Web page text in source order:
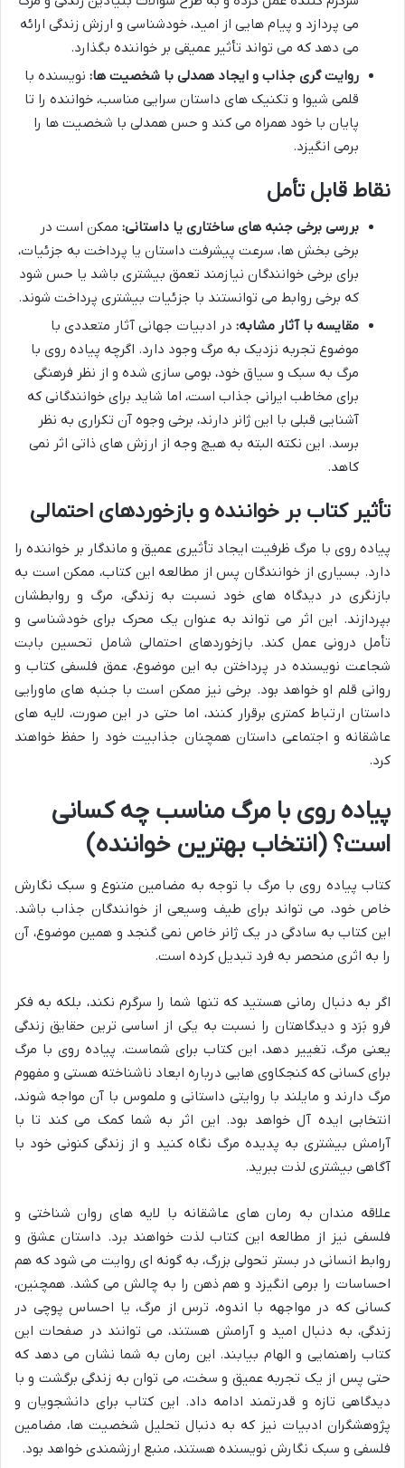
می پردازد و پیام هایی از امید، خودشناسی و ارزش زندگی ارائه
می دهد که می تواند تأثیر عمیقی بر خواننده بگذارد.
روایت گری جذاب و ایجاد همدلی با شخصیت ها: نویسنده با
قلمی شیوا و تکنیک های داستان سرایی مناسب، خواننده را تا
پایان با خود همراه می کند و حس همدلی با شخصیت ها را
برمی انگیزد.
نقاط قابل تأمل
بررسی برخی جنبه های ساختاری یا داستانی: ممکن است در
برخی بخش ها، سرعت پیشرفت داستان یا پرداخت به جزئیات،
برای برخی خوانندگان نیازمند تعمق بیشتری باشد یا حس شود
که برخی روابط می توانستند با جزئیات بیشتری پرداخت شوند.
مقایسه با آثار مشابه: در ادبیات جهانی آثار متعددی با
موضوع تجربه نزدیک به مرگ وجود دارد. اگرچه پیاده روی با
مرگ به سبک و سیاق خود، بومی سازی شده و از نظر فرهنگی
برای مخاطب ایرانی جذاب است، اما شاید برای خوانندگانی که
آشنایی قبلی با این ژانر دارند، برخی وجوه آن تکراری به نظر
برسد. این نکته البته به هیچ وجه از ارزش های ذاتی اثر نمی
کاهد.
تأثیر کتاب بر خواننده و بازخوردهای احتمالی
پیاده روی با مرگ ظرفیت ایجاد تأثیری عمیق و ماندگار بر خواننده را
دارد. بسیاری از خوانندگان پس از مطالعه این کتاب، ممکن است به
بازنگری در دیدگاه های خود نسبت به زندگی، مرگ و روابطشان
بپردازند. این اثر می تواند به عنوان یک محرک برای خودشناسی و
تأمل درونی عمل کند. بازخوردهای احتمالی شامل تحسین بابت
شجاعت نویسنده در پرداختن به این موضوع، عمق فلسفی کتاب و
روانی قلم او خواهد بود. برخی نیز ممکن است با جنبه های ماورایی
داستان ارتباط کمتری برقرار کنند، اما حتی در این صورت، لایه های
عاشقانه و اجتماعی داستان همچنان جذابیت خود را حفظ خواهند
کرد.
پیاده روی با مرگ مناسب چه کسانی
است؟ (انتخاب بهترین خواننده)
کتاب پیاده روی با مرگ با توجه به مضامین متنوع و سبک نگارش
خاص خود، می تواند برای طیف وسیعی از خوانندگان جذاب باشد.
این کتاب به سادگی در یک ژانر خاص نمی گنجد و همین موضوع، آن
را به اثری منحصر به فرد تبدیل کرده است.
اگر به دنبال رمانی هستید که تنها شما را سرگرم نکند، بلکه به فکر
فرو بَرَد و دیدگاهتان را نسبت به یکی از اساسی ترین حقایق زندگی
یعنی مرگ، تغییر دهد، این کتاب برای شماست. پیاده روی با مرگ
برای کسانی که کنجکاوی هایی درباره ابعاد ناشناخته هستی و مفهوم
مرگ دارند و مایلند با روایتی داستانی و ملموس با آن مواجه شوند،
انتخابی ایده آل خواهد بود. این اثر به شما کمک می کند تا با
آرامش بیشتری به پدیده مرگ نگاه کنید و از زندگی کنونی خود با
آگاهی بیشتری لذت ببرید.
علاقه مندان به رمان های عاشقانه با لایه های روان شناختی و
فلسفی نیز از مطالعه این کتاب لذت خواهند برد. داستان عشق و
روابط انسانی در بستر تحولی بزرگ، به گونه ای روایت می شود که هم
احساسات را برمی انگیزد و هم ذهن را به چالش می کشد. همچنین،
کسانی که در مواجهه با اندوه، ترس از مرگ، یا احساس پوچی در
زندگی، به دنبال امید و آرامش هستند، می توانند در صفحات این
کتاب راهنمایی و الهام بیابند. این رمان به شما نشان می دهد که
حتی پس از یک تجربه عمیق و سخت، می توان به زندگی برگشت و با
دیدگاهی تازه و قدرتمند ادامه داد. این کتاب برای دانشجویان و
پژوهشگران ادبیات نیز که به دنبال تحلیل شخصیت ها، مضامین
فلسفی و سبک نگارش نویسنده هستند، منبع ارزشمندی خواهد بود.